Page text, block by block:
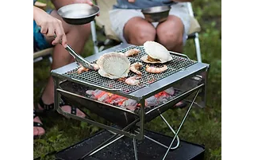
ตัวแทนจำหน่ายที่ได้รับการแต่งตั้ง
เพื่อให้คุณได้รับทั้งสินค้า และ
ประสบการณ์ที่สมบูรณ์แบบในระยะ
ยาว
อ่านต่อเรื่องการรับประกันสินค้าได้
ตรงนี้
>>https://www.campstudio.co.th/
warranty